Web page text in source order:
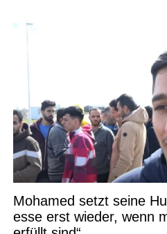
Mohamed setzt seine
esse erst wieder, wenn